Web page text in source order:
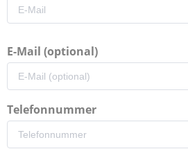
E-Mail (optional)
Telefonnummer